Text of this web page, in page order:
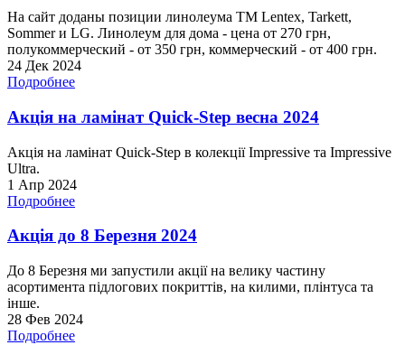
На сайт доданы позиции линолеума ТМ Lentex, Tarkett,
Sommer и LG. Линолеум для дома - цена от 270 грн,
полукоммерческий - от 350 грн, коммерческий - от 400 грн.
24 Дек 2024
Подробнее
Акція на ламінат Quick-Step весна 2024
Акція на ламінат Quick-Step в колекції Impressive та Impressive
Ultra.
1 Апр 2024
Подробнее
Акція до 8 Березня 2024
До 8 Березня ми запустили акції на велику частину
асортимента підлогових покриттів, на килими, плінтуса та
інше.
28 Фев 2024
Подробнее